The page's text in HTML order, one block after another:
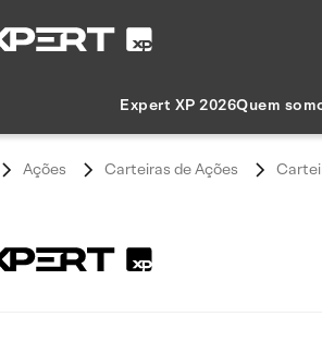
Expert XP 2026Quem
Ações Carteiras de Ações